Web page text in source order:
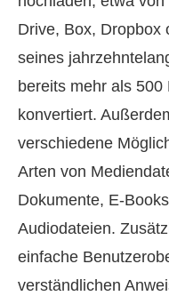
Drive, Box, Dropbox
seines
bereits mehr als
konvertiert.
verschiedene
Arten von
Dokumente, E-
Audiodateien.
einfache
verständlichen